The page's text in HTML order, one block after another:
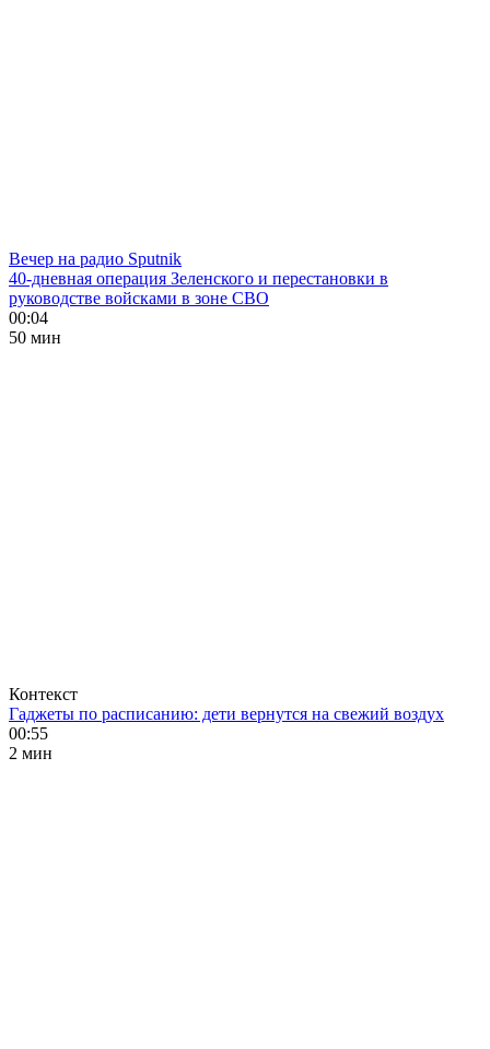
Вечер на радио Sputnik
40-дневная операция Зеленского и перестановки в
руководстве войсками в зоне СВО
00:04
50 мин
Контекст
Гаджеты по расписанию: дети вернутся на свежий воздух
00:55
2 мин